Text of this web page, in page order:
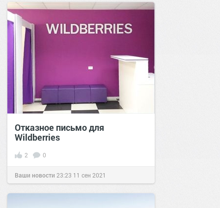
Отказное письмо для
Wildberries
2 0
Ваши новости 23:23 11 сен 2021